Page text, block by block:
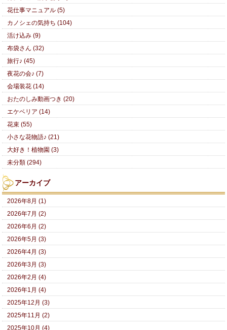
花仕事マニュアル (5)
カノシェの気持ち (104)
活け込み (9)
布袋さん (32)
旅行♪ (45)
夜花の会♪ (7)
会場装花 (14)
おたのしみ動画つき (20)
エケベリア (14)
花束 (55)
小さな花物語♪ (21)
大好き！植物園 (3)
未分類 (294)
アーカイブ
2026年8月 (1)
2026年7月 (2)
2026年6月 (2)
2026年5月 (3)
2026年4月 (3)
2026年3月 (3)
2026年2月 (4)
2026年1月 (4)
2025年12月 (3)
2025年11月 (2)
2025年10月 (4)